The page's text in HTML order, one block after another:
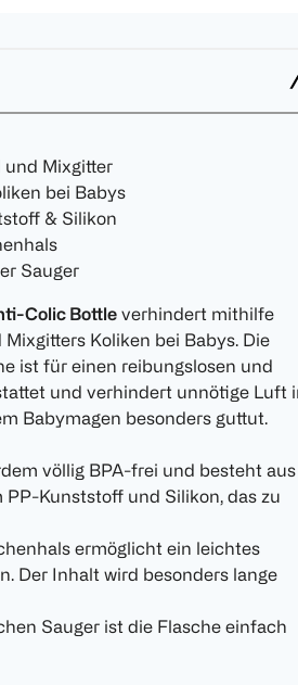
Mixgitter
bei Babys
& Silikon
Sauger
Colic Bottle verhindert mithilfe
Koliken bei Babys. Die
ist für einen reibungslosen und
und verhindert unnötige Luft
Babymagen besonders guttut.
völlig BPA-frei und besteht aus
Kunststoff und Silikon, das zu
ermöglicht ein leichtes
Der Inhalt wird besonders lange
Sauger ist die Flasche einfach